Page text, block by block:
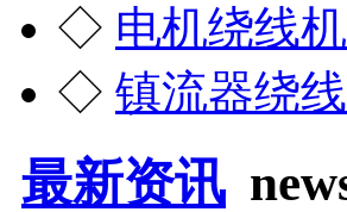
◇ 电机绕线机
◇ 镇流器绕
最新资讯